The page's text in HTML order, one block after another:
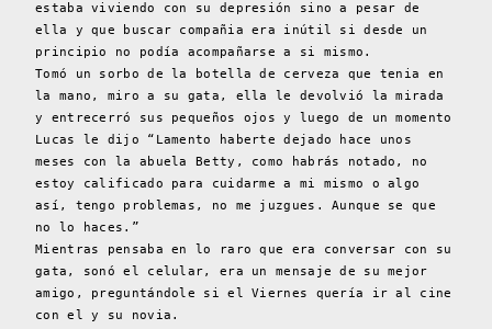
estaba viviendo con su depresión sino a pesar de
ella y que buscar compañia era inútil si desde un
principio no podía acompañarse a si mismo.
Tomó un sorbo de la botella de cerveza que tenia en
la mano, miro a su gata, ella le devolvió la mirada
y entrecerró sus pequeños ojos y luego de un momento
Lucas le dijo “Lamento haberte dejado hace unos
meses con la abuela Betty, como habrás notado, no
estoy calificado para cuidarme a mi mismo o algo
así, tengo problemas, no me juzgues. Aunque se que
no lo haces.”
Mientras pensaba en lo raro que era conversar con su
gata, sonó el celular, era un mensaje de su mejor
amigo, preguntándole si el Viernes quería ir al cine
con el y su novia.